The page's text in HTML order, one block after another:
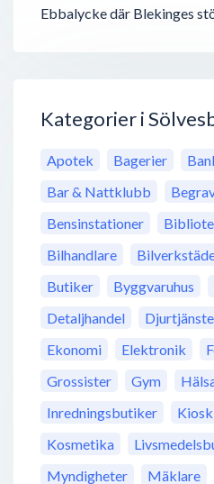
Ebbalycke där Blekinges
Kategorier i
Apotek Bagerier
Bar & Nattklubb
Bensinstationer
Bilhandlare
Butiker
Byggvaruhus
Detaljhandel
Ekonomi
Elektronik
Grossister
Gym
Inredningsbutiker
Kiosk
Kosmetika
Myndigheter
Mäklare